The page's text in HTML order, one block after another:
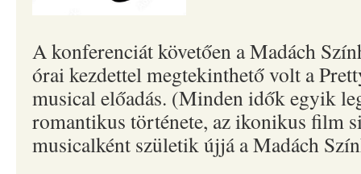
A konferenciát követően a Madách
órai kezdettel megtekinthető volt a
musical előadás. (Minden idők egyik
romantikus története, az ikonikus film
musicalként születik újjá a Madách